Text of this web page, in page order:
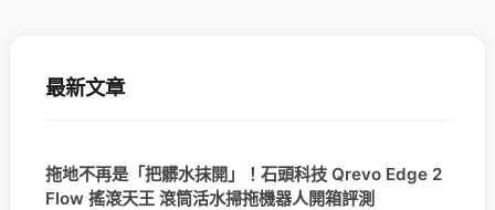
最新文章
拖地不再是「把髒水抹開」！石頭科技 Qrevo Edge 2
Flow 搖滾天王 滾筒活水掃拖機器人開箱評測